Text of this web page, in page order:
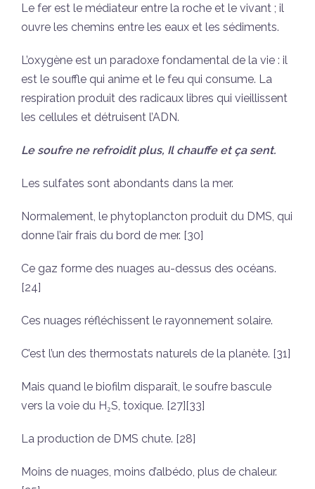
Le fer est le médiateur entre la roche et le vivant ; il
ouvre les chemins entre les eaux et les sédiments.
L’oxygène est un paradoxe fondamental de la vie : il
est le souffle qui anime et le feu qui consume. La
respiration produit des radicaux libres qui vieillissent
les cellules et détruisent l’ADN.
Le soufre ne refroidit plus, Il chauffe et ça sent.
Les sulfates sont abondants dans la mer.
Normalement, le phytoplancton produit du DMS, qui
donne l’air frais du bord de mer. [30]
Ce gaz forme des nuages au-dessus des océans.
[24]
Ces nuages réfléchissent le rayonnement solaire.
C’est l’un des thermostats naturels de la planète. [31]
Mais quand le biofilm disparaît, le soufre bascule
vers la voie du H₂S, toxique. [27][33]
La production de DMS chute. [28]
Moins de nuages, moins d’albédo, plus de chaleur.